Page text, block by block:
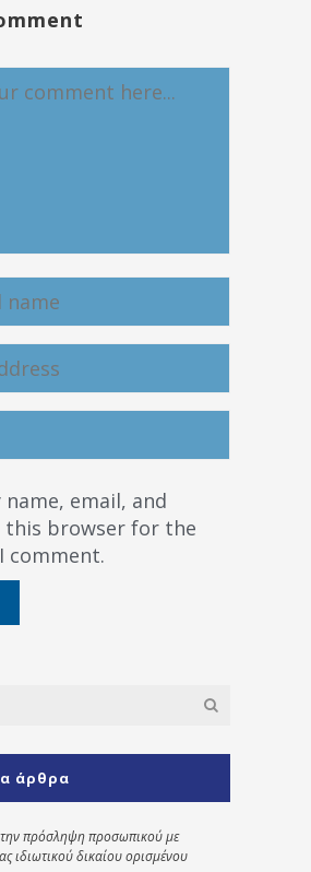
name, email, and
this browser for the
comment.
άρθρα
πρόσληψη προσωπικού με
ιδιωτικού δικαίου ορισμένου